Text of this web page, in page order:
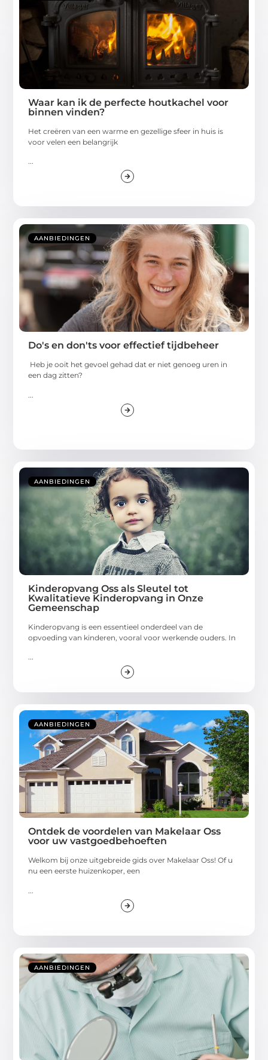
Waar kan ik de perfecte houtkachel voor
binnen vinden?
Het creëren van een warme en gezellige sfeer in huis is
voor velen een belangrijk
...
AANBIEDINGEN
Do's en don'ts voor effectief tijdbeheer
Heb je ooit het gevoel gehad dat er niet genoeg uren in
een dag zitten?
AANBIEDINGEN
Kinderopvang Oss als Sleutel tot
Kwalitatieve Kinderopvang in Onze
Gemeenschap
Kinderopvang is een essentieel onderdeel van de
opvoeding van kinderen, vooral voor werkende ouders. In
...
AANBIEDINGEN
Ontdek de voordelen van Makelaar Oss
voor uw vastgoedbehoeften
Welkom bij onze uitgebreide gids over Makelaar Oss! Of u
nu een eerste huizenkoper, een
AANBIEDINGEN